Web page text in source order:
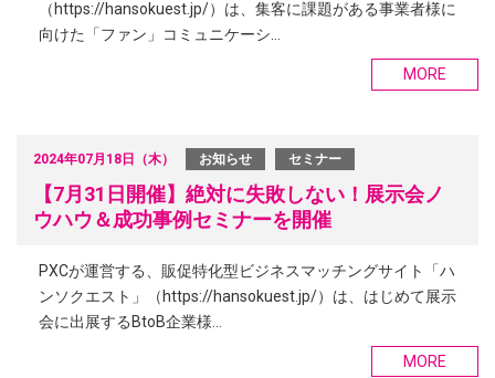
（https://hansokuest.jp/）は、集客に課題がある事業者様に
向けた「ファン」コミュニケーシ…
MORE
2024年07月18日（木） お知らせ セミナー
【7月31日開催】絶対に失敗しない！展示会ノ
ウハウ＆成功事例セミナーを開催
PXCが運営する、販促特化型ビジネスマッチングサイト「ハ
ンソクエスト」（https://hansokuest.jp/）は、はじめて展示
会に出展するBtoB企業様…
MORE